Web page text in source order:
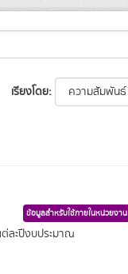
เรียงโดย
ข้อมูลสำหรับใช้ภายในหน่วยงาน
ละปีงบประมาณ